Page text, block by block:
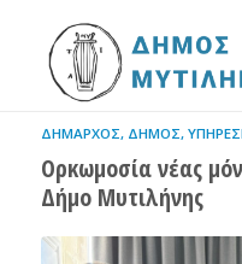
ΔΉΜΑΡΧΟΣ, ΔΉΜΟΣ,
Ορκωμοσία νέας
Δήμο Μυτιλήνης